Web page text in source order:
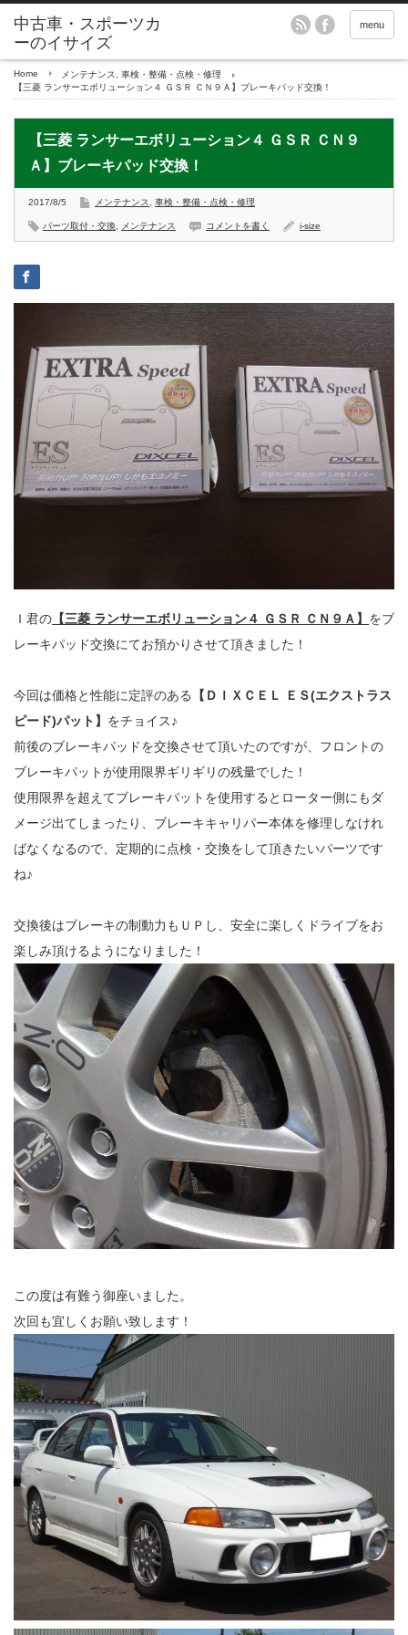
menu
Home メンテナンス
車検・整備・点検・修理
【三菱 ランサーエボリューション４ ＧＳＲ ＣＮ９Ａ】ブレーキパッド交換！
【三菱 ランサーエボリューション４ ＧＳＲ ＣＮ９
Ａ】ブレーキパッド交換！
2017/8/5 メンテナンス 車検・整備・点検・修理
パーツ取付・交換 メンテナンス コメントを書く i-size
Ｉ君の 【三菱 ランサーエボリューション４ ＧＳＲ ＣＮ９Ａ】 をブ
レーキパッド交換にてお預かりさせて頂きました！
今回は価格と性能に定評のある
【ＤＩＸＣＥＬ ＥＳ(エクストラス
ピード)パット】 をチョイス♪
前後のブレーキパッドを交換させて頂いたのですが、フロントの
ブレーキパットが使用限界ギリギリの残量でした！
使用限界を超えてブレーキパットを使用するとローター側にもダ
メージ出てしまったり、ブレーキキャリパー本体を修理しなけれ
ばなくなるので、定期的に点検・交換をして頂きたいパーツです
ね♪
交換後はブレーキの制動力もＵＰし、安全に楽しくドライブをお
楽しみ頂けるようになりました！
この度は有難う御座いました。
次回も宜しくお願い致します！